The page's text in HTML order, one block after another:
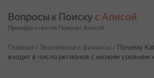
Вопросы к Поиску с Алисой
Примеры ответов Поиска с Алисой
Главная / Экономика и финансы / Почему
входит в число регионов с низким уровнем